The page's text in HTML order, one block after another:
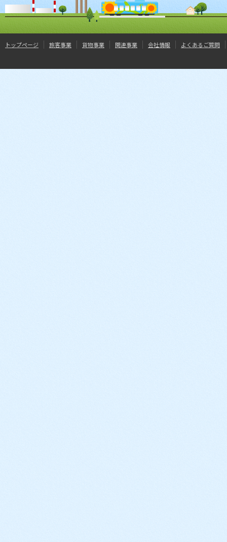
トップページ 旅客事業 貨物事業 関連事業 会社情報 よくあるご質問